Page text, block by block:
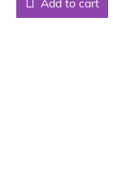
out
of
Add to cart